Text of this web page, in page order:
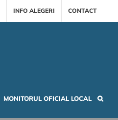
INFO ALEGERI CONTACT
MONITORUL OFICIAL LOCAL